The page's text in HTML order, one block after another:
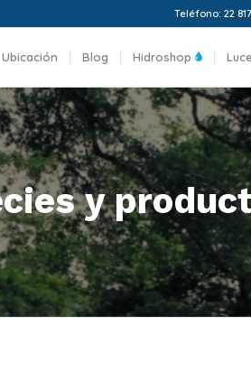
Teléfono: 22
Ubicación Blog Hidroshop
y